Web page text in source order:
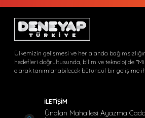
Ülkemizin gelişmesi ve her alanda
hedefleri doğrultusunda, bilim ve teknolojide
olarak tanımlanabilecek bütüncül bir gelişime
İLETİŞİM
Ünalan Mahallesi Ayazma